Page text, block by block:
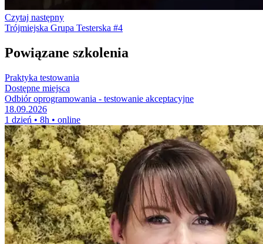
Czytaj następny
Trójmiejska Grupa Testerska #4
Powiązane szkolenia
Praktyka testowania
Dostępne miejsca
Odbiór oprogramowania - testowanie akceptacyjne
18.09.2026
1 dzień • 8h • online